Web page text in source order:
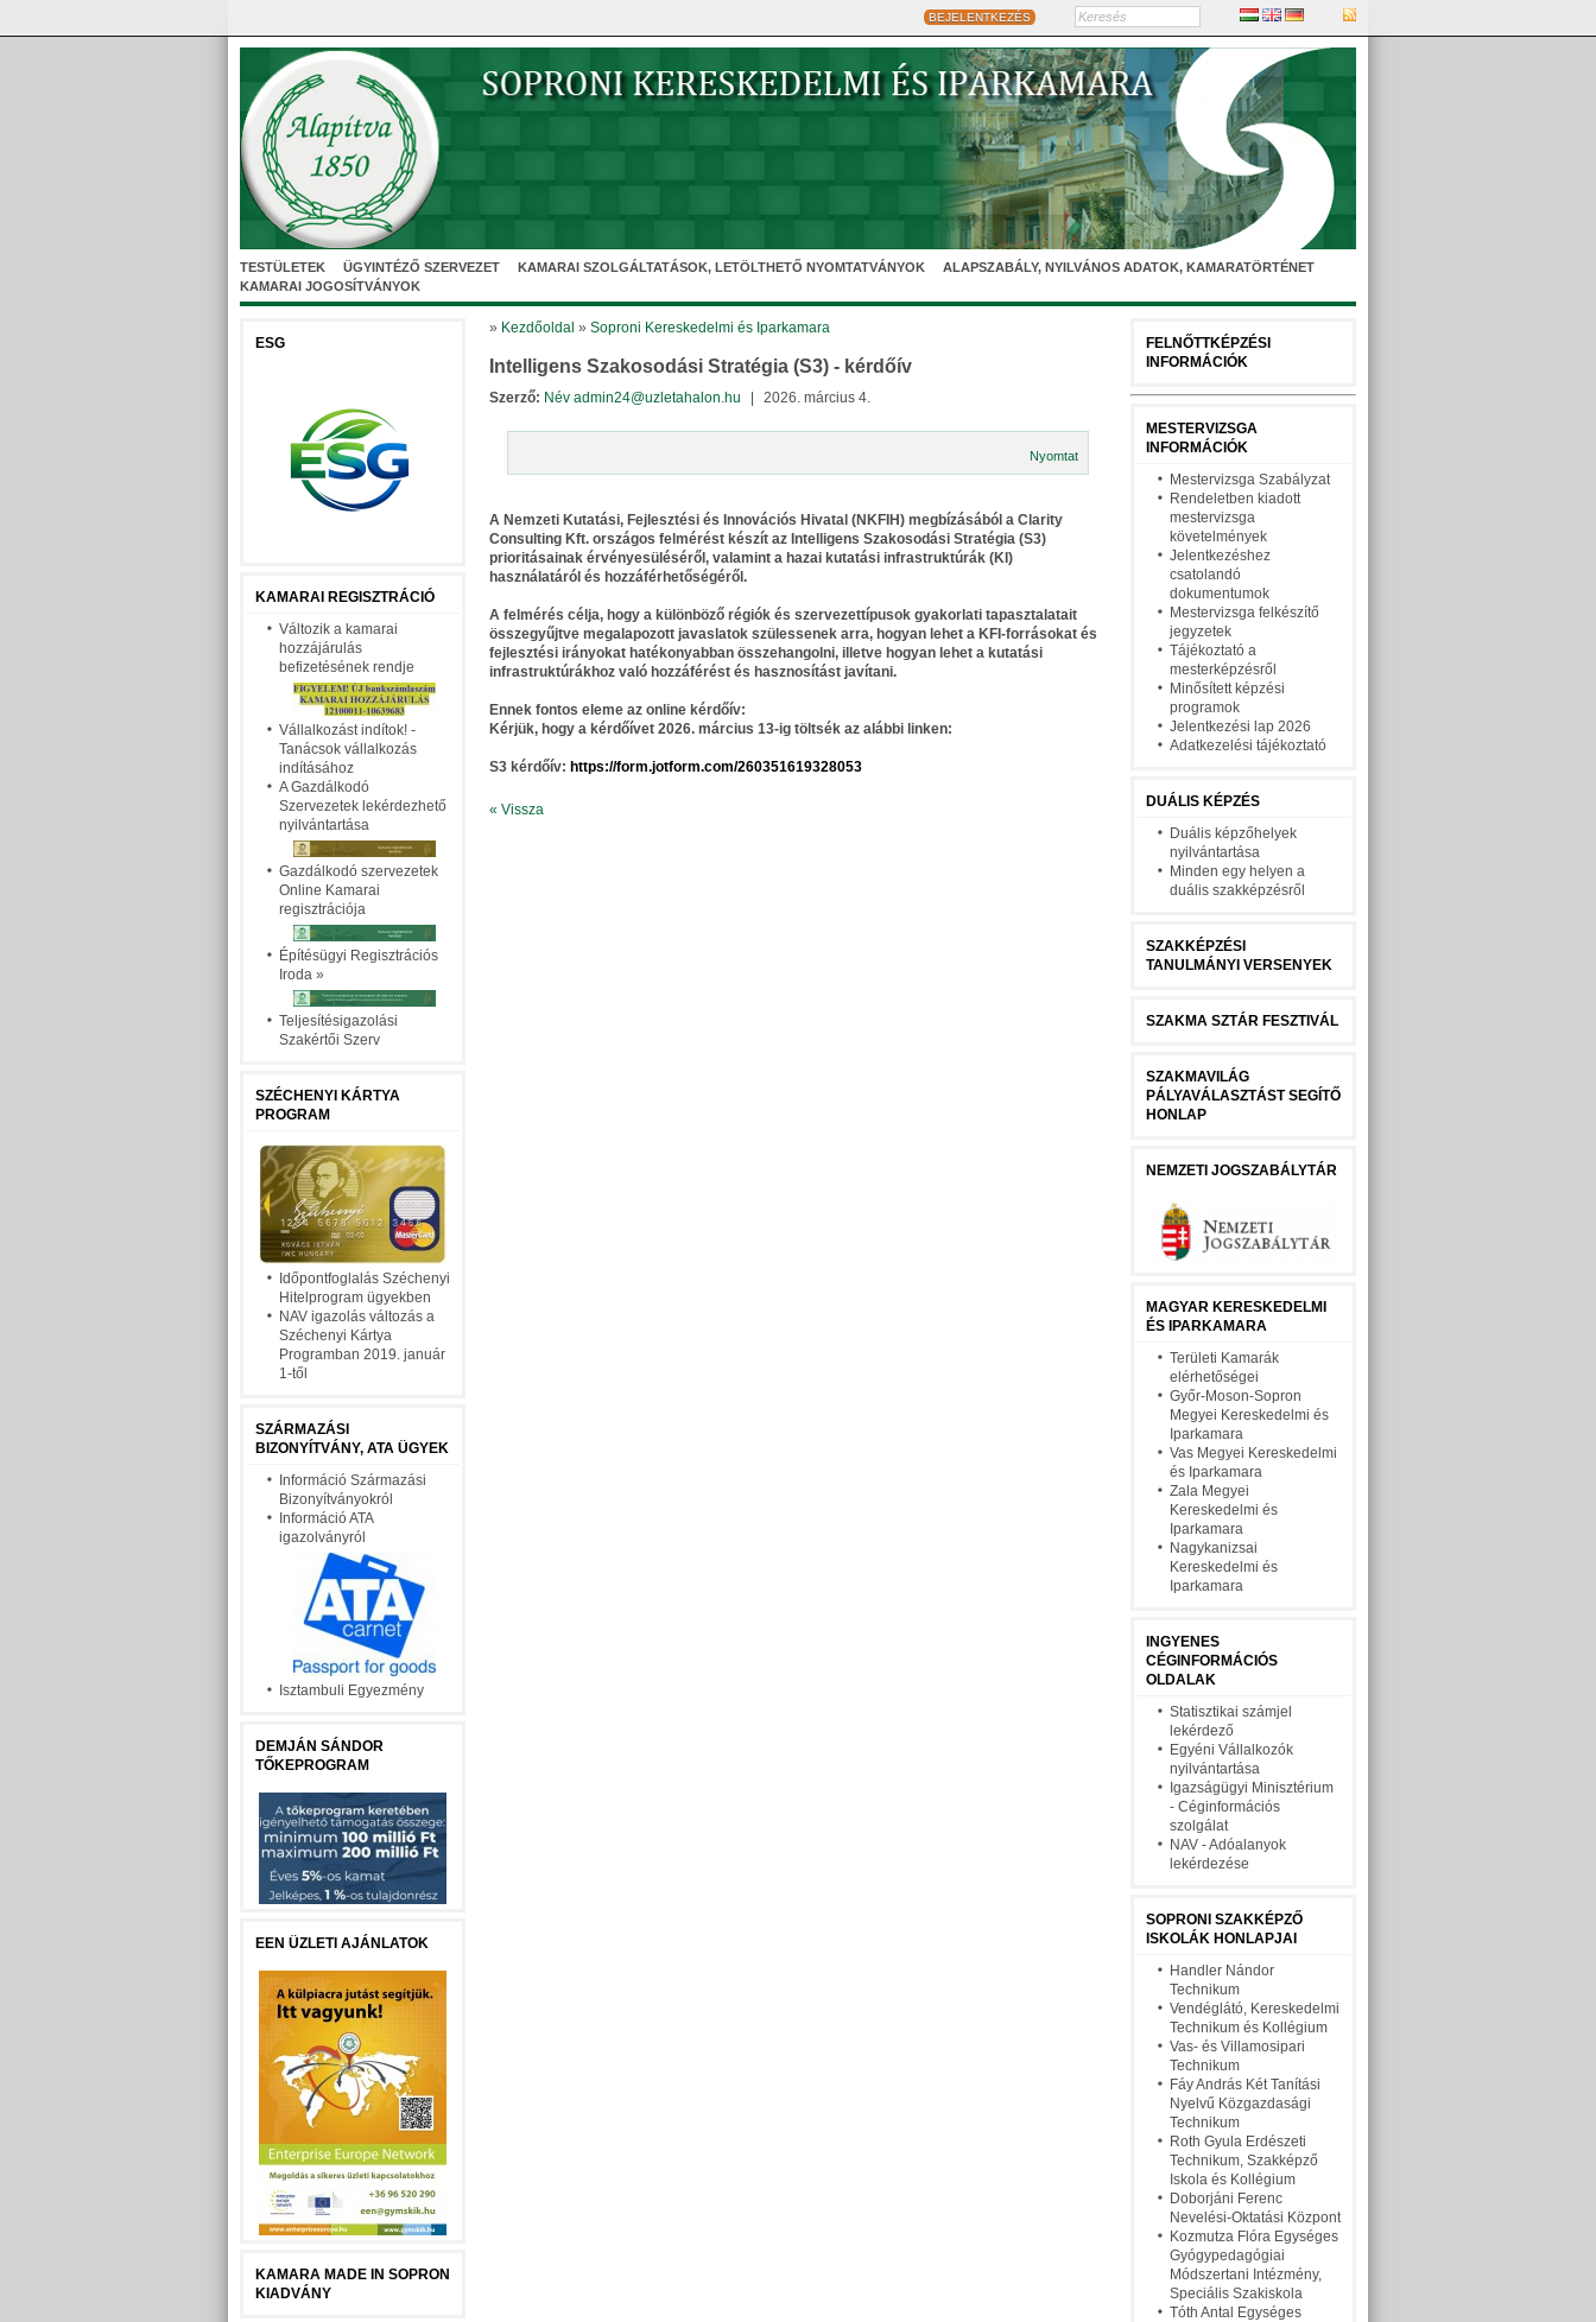
BEJELENTKEZÉS
TESTÜLETEK ÜGYINTÉZŐ SZERVEZET KAMARAI SZOLGÁLTATÁSOK, LETÖLTHETŐ NYOMTATVÁNYOK
ALAPSZABÁLY, NYILVÁNOS ADATOK, KAMARATÖRTÉNET
KAMARAI JOGOSÍTVÁNYOK
ESG
KAMARAI REGISZTRÁCIÓ
Változik a kamarai
hozzájárulás
befizetésének rendje
Vállalkozást indítok! -
Tanácsok vállalkozás
indításához
A Gazdálkodó
Szervezetek lekérdezhető
nyilvántartása
Gazdálkodó szervezetek
Online Kamarai
regisztrációja
Építésügyi Regisztrációs
Iroda »
Teljesítésigazolási
Szakértői Szerv
SZÉCHENYI KÁRTYA
PROGRAM
Időpontfoglalás Széchenyi
Hitelprogram ügyekben
NAV igazolás változás a
Széchenyi Kártya
Programban 2019. január
1-től
SZÁRMAZÁSI
BIZONYÍTVÁNY, ATA ÜGYEK
Információ Származási
Bizonyítványokról
Információ ATA
igazolványról
Isztambuli Egyezmény
DEMJÁN SÁNDOR
TŐKEPROGRAM
EEN ÜZLETI AJÁNLATOK
KAMARA MADE IN SOPRON
KIADVÁNY
» Kezdőoldal » Soproni Kereskedelmi és Iparkamara
Intelligens Szakosodási Stratégia (S3) - kérdőív
Szerző: Név admin24@uzletahalon.hu 2026. március 4.
Nyomtat
A Nemzeti Kutatási, Fejlesztési és Innovációs Hivatal (NKFIH) megbízásából a Clarity
Consulting Kft. országos felmérést készít az Intelligens Szakosodási Stratégia (S3)
prioritásainak érvényesüléséről, valamint a hazai kutatási infrastruktúrák (KI)
használatáról és hozzáférhetőségéről.
A felmérés célja, hogy a különböző régiók és szervezettípusok gyakorlati tapasztalatait
összegyűjtve megalapozott javaslatok szülessenek arra, hogyan lehet a KFI-forrásokat és
fejlesztési irányokat hatékonyabban összehangolni, illetve hogyan lehet a kutatási
infrastruktúrákhoz való hozzáférést és hasznosítást javítani.
Ennek fontos eleme az online kérdőív:
Kérjük, hogy a kérdőívet 2026. március 13-ig töltsék az alábbi linken:
S3 kérdőív: https://form.jotform.com/260351619328053
« Vissza
FELNŐTTKÉPZÉSI
INFORMÁCIÓK
MESTERVIZSGA
INFORMÁCIÓK
Mestervizsga Szabályzat
Rendeletben kiadott
mestervizsga
követelmények
Jelentkezéshez
csatolandó
dokumentumok
Mestervizsga felkészítő
jegyzetek
Tájékoztató a
mesterképzésről
Minősített képzési
programok
Jelentkezési lap 2026
Adatkezelési tájékoztató
DUÁLIS KÉPZÉS
Duális képzőhelyek
nyilvántartása
Minden egy helyen a
duális szakképzésről
SZAKKÉPZÉSI
TANULMÁNYI VERSENYEK
SZAKMA SZTÁR FESZTIVÁL
SZAKMAVILÁG
PÁLYAVÁLASZTÁST SEGÍTŐ
HONLAP
NEMZETI JOGSZABÁLYTÁR
MAGYAR KERESKEDELMI
ÉS IPARKAMARA
Területi Kamarák
elérhetőségei
Győr-Moson-Sopron
Megyei Kereskedelmi és
Iparkamara
Vas Megyei Kereskedelmi
és Iparkamara
Zala Megyei
Kereskedelmi és
Iparkamara
Nagykanizsai
Kereskedelmi és
Iparkamara
INGYENES
CÉGINFORMÁCIÓS
OLDALAK
Statisztikai számjel
lekérdező
Egyéni Vállalkozók
nyilvántartása
Igazságügyi Minisztérium
- Céginformációs
szolgálat
NAV - Adóalanyok
lekérdezése
SOPRONI SZAKKÉPZŐ
ISKOLÁK HONLAPJAI
Handler Nándor
Technikum
Vendéglátó, Kereskedelmi
Technikum és Kollégium
Vas- és Villamosipari
Technikum
Fáy András Két Tanítási
Nyelvű Közgazdasági
Technikum
Roth Gyula Erdészeti
Technikum, Szakképző
Iskola és Kollégium
Doborjáni Ferenc
Nevelési-Oktatási Központ
Kozmutza Flóra Egységes
Gyógypedagógiai
Módszertani Intézmény,
Speciális Szakiskola
Tóth Antal Egységes